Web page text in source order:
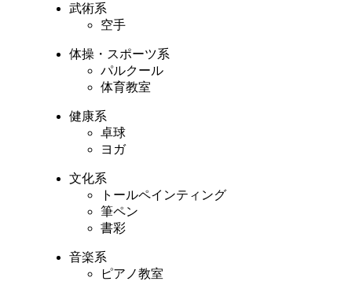
武術系
空手
体操・スポーツ系
パルクール
体育教室
健康系
卓球
ヨガ
文化系
トールペインティング
筆ペン
書彩
音楽系
ピアノ教室